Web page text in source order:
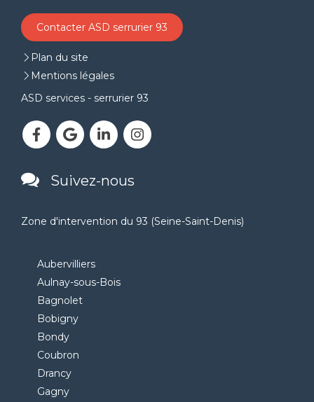
Contacter ASD serrurier 93
Plan du site
Mentions légales
ASD services - serrurier 93
Suivez-nous
Zone d'intervention du 93 (Seine-Saint-Denis)
Aubervilliers
Aulnay-sous-Bois
Bagnolet
Bobigny
Bondy
Coubron
Drancy
Gagny